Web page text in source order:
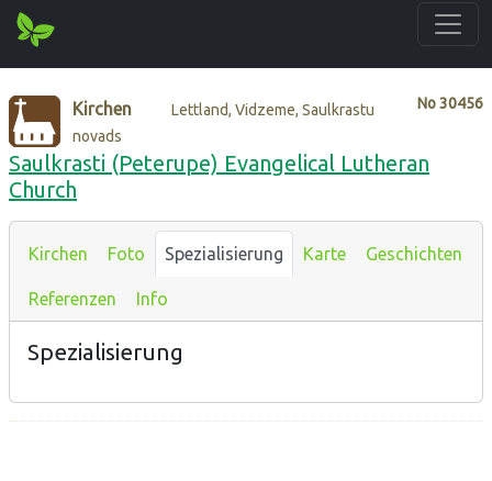
No30456
Kirchen
Lettland, Vidzeme, Saulkrastu
novads
Saulkrasti (Peterupe) Evangelical Lutheran
Church
Kirchen Foto Spezialisierung Karte Geschichten
Referenzen Info
Spezialisierung